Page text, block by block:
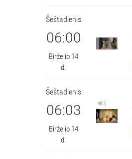
Šeštadienis
06:00
Birželio 14
d.
Šeštadienis
06:03
Birželio 14
d.
10:11